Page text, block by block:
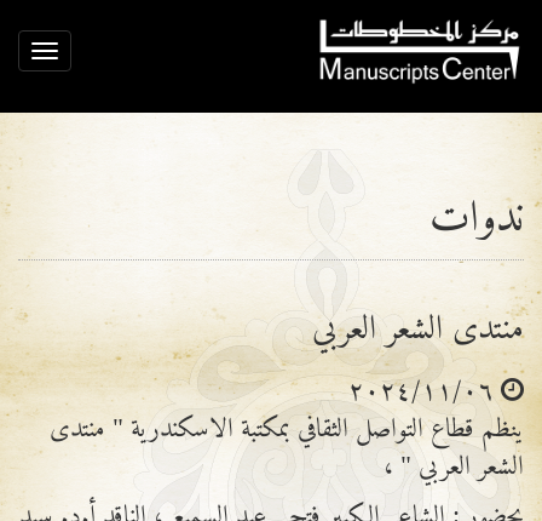
ندوات
منتدى الشعر العربي
٢٠٢٤/١١/٠٦
ينظم قطاع التواصل الثقافي بمكتبة الاسكندرية " منتدى
الشعر العربي " ،
بحضور : الشاعر الكبير فتحي عبد السميع ، الناقد أ.د. سيد